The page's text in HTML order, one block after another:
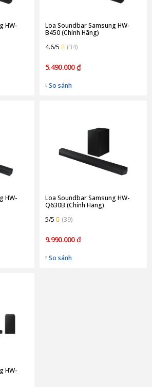
HW-
Loa Soundbar Samsung HW-
B450 (Chính Hãng)
4.6/5
(34)
5.490.000 ₫
So sánh
HW-
Loa Soundbar Samsung HW-
Q630B (Chính Hãng)
5/5
(39)
9.990.000 ₫
So sánh
HW-